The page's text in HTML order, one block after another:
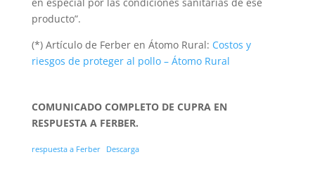
producto”.
(*) Artículo de Ferber en Átomo Rural: Costos y
riesgos de proteger al pollo – Átomo Rural
COMUNICADO COMPLETO DE CUPRA EN
RESPUESTA A FERBER.
respuesta a Ferber Descarga